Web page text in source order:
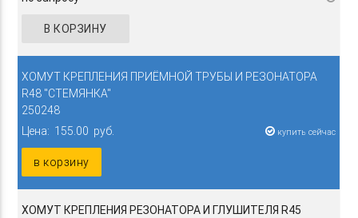
В КОРЗИНУ
ХОМУТ КРЕПЛЕНИЯ ПРИЁМНОЙ ТРУБЫ И РЕЗОНАТОРА
R48 "СТЕМЯНКА"
250248
Цена: 155.00 руб.
купить сейчас
в корзину
ХОМУТ КРЕПЛЕНИЯ РЕЗОНАТОРА И ГЛУШИТЕЛЯ R45